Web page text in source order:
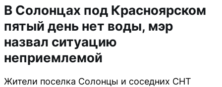
В Солонцах под Красноярском
пятый день нет воды, мэр
назвал ситуацию
неприемлемой
Жители поселка Солонцы и соседних СНТ